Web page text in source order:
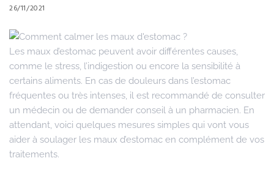
26/11/2021
Les maux d’estomac peuvent avoir différentes causes,
comme le stress, l’indigestion ou encore la sensibilité à
certains aliments. En cas de douleurs dans l’estomac
fréquentes ou très intenses, il est recommandé de consulter
un médecin ou de demander conseil à un pharmacien. En
attendant, voici quelques mesures simples qui vont vous
aider à soulager les maux d’estomac en complément de vos
traitements.